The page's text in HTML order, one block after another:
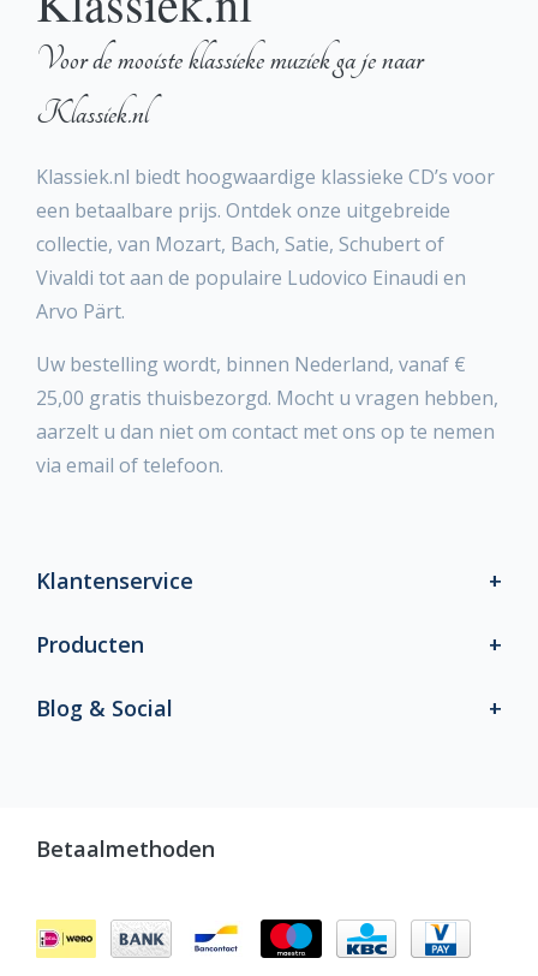
Voor de mooiste klassieke muziek ga je naar
Klassiek.nl
Klassiek.nl biedt hoogwaardige klassieke CD’s voor
een betaalbare prijs. Ontdek onze uitgebreide
collectie, van Mozart, Bach, Satie, Schubert of
Vivaldi tot aan de populaire Ludovico Einaudi en
Arvo Pärt.
Uw bestelling wordt, binnen Nederland, vanaf €
25,00 gratis thuisbezorgd. Mocht u vragen hebben,
aarzelt u dan niet om contact met ons op te nemen
via email of telefoon.
Klantenservice
Producten
Blog & Social
Betaalmethoden